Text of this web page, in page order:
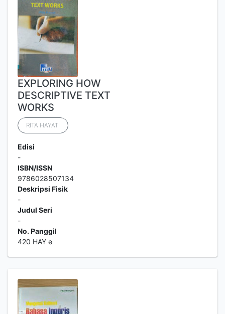
EXPLORING HOW
DESCRIPTIVE TEXT
WORKS
RITA HAYATI
Edisi
-
ISBN/ISSN
9786028507134
Deskripsi Fisik
-
Judul Seri
-
No. Panggil
420 HAY e